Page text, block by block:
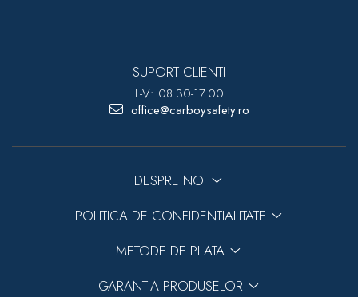
SUPORT CLIENTI
L-V: 08.30-17.00
office@carboysafety.ro
DESPRE NOI
POLITICA DE CONFIDENTIALITATE
METODE DE PLATA
GARANTIA PRODUSELOR